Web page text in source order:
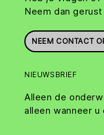
Neem dan
NEEM CONTACT
NIEUWSBRIEF
Alleen de
alleen wanneer u